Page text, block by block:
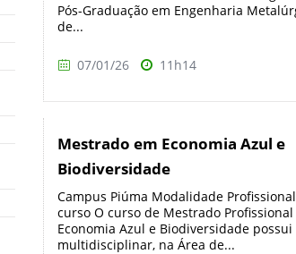
Pós-Graduação em Engenharia
de...
07/01/26 11h14
Mestrado em Economia Azul e
Biodiversidade
Campus Piúma Modalidade
curso O curso de Mestrado Profissional
Economia Azul e Biodiversidade
multidisciplinar, na Área de...